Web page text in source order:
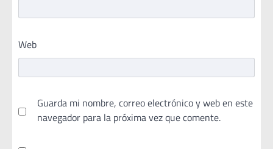
Web
Guarda mi nombre, correo electrónico y web en este
navegador para la próxima vez que comente.